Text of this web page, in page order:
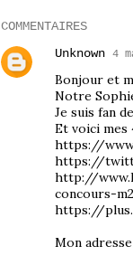
COMMENTAIRES
Unknown 4
Bonjour et
Notre
Je suis fan
Et voici mes
https://
https://
http://
concours-
https://
Mon